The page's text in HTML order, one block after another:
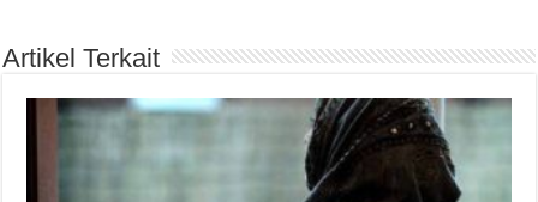
Artikel Terkait